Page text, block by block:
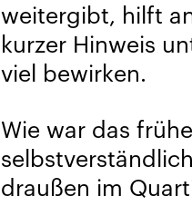
weitergibt, hilft
kurzer Hinweis
viel bewirken.
Wie war das
draußen im